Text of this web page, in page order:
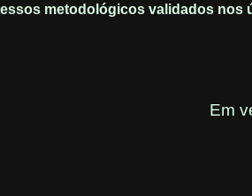
metodológicos validados nos
Em